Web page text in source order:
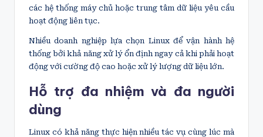
các hệ thống máy chủ hoặc trung tâm dữ liệu yêu cầu
hoạt động liên tục.
Nhiều doanh nghiệp lựa chọn Linux để vận hành hệ
thống bởi khả năng xử lý ổn định ngay cả khi phải hoạt
động với cường độ cao hoặc xử lý lượng dữ liệu lớn.
Hỗ trợ đa nhiệm và đa người
dùng
Linux có khả năng thực hiện nhiều tác vụ cùng lúc mà